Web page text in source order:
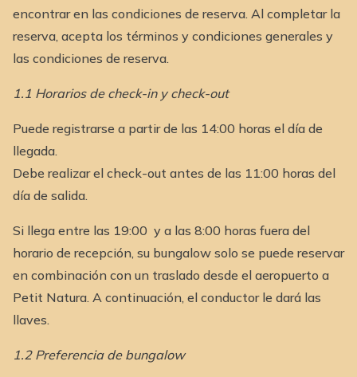
encontrar en las condiciones de reserva. Al completar la
reserva, acepta los términos y condiciones generales y
las condiciones de reserva.
1.1 Horarios de check-in y check-out
Puede registrarse a partir de las 14:00 horas el día de
llegada.
Debe realizar el check-out antes de las 11:00 horas del
día de salida.
Si llega entre las 19:00 y a las 8:00 horas fuera del
horario de recepción, su bungalow solo se puede reservar
en combinación con un traslado desde el aeropuerto a
Petit Natura. A continuación, el conductor le dará las
llaves.
1.2 Preferencia de bungalow